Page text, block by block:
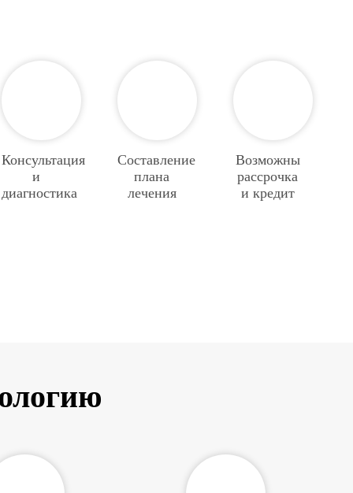
Консультация
и
диагностика
Составление
плана
лечения
Возможны
рассрочка
и кредит